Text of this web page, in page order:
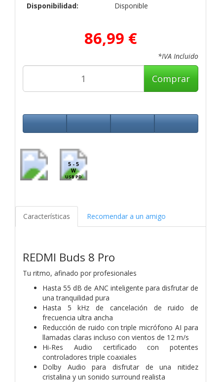
Disponibilidad:
Disponible
86,99 €
*IVA Incluido
Comprar
5 - 5
W
USB PD
Características Recomendar a un amigo
REDMI Buds 8 Pro
Tu ritmo, afinado por profesionales
Hasta 55 dB de ANC inteligente para disfrutar de
una tranquilidad pura
Hasta 5 kHz de cancelación de ruido de
frecuencia ultra ancha
Reducción de ruido con triple micrófono AI para
llamadas claras incluso con vientos de 12 m/s
Hi-Res Audio certificado con potentes
controladores triple coaxiales
Dolby Audio para disfrutar de una nitidez
cristalina y un sonido surround realista